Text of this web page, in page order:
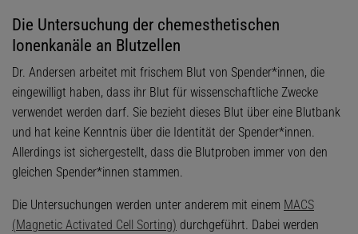
Die Untersuchung der chemesthetischen
Ionenkanäle an Blutzellen
Dr. Andersen arbeitet mit frischem Blut von Spender*innen, die
eingewilligt haben, dass ihr Blut für wissenschaftliche Zwecke
verwendet werden darf. Sie bezieht dieses Blut über eine Blutbank
und hat keine Kenntnis über die Identität der Spender*innen.
Allerdings ist sichergestellt, dass die Blutproben immer von den
gleichen Spender*innen stammen.
Die Untersuchungen werden unter anderem mit einem MACS
(Magnetic Activated Cell Sorting) durchgeführt. Dabei werden